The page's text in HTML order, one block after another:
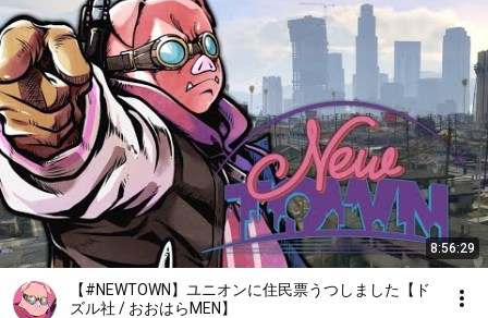
8:56:29
【#NEWTOWN】ユニオンに住民票うつしました【ド
ズル社 / おおはらMEN】